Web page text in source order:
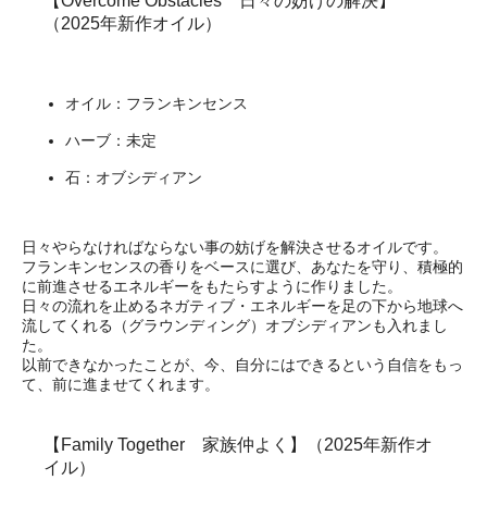
（2025年新作オイル）
オイル：フランキンセンス
ハーブ：未定
石：オブシディアン
日々やらなければならない事の妨げを解決させるオイルです。
フランキンセンスの香りをベースに選び、あなたを守り、積極的
に前進させるエネルギーをもたらすように作りました。
日々の流れを止めるネガティブ・エネルギーを足の下から地球へ
流してくれる（グラウンディング）オブシディアンも入れまし
た。
以前できなかったことが、今、自分にはできるという自信をもっ
て、前に進ませてくれます。
【Family Together 家族仲よく】（2025年新作オ
イル）